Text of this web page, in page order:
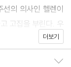
의 의사인 헬렌이
고집을 부린다. 우
을 수 없다는 이유
더보기